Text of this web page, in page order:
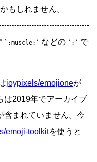
もしれません。
:muscle: などの :
で
joypixels/emojioneが
は2019年でアーカイブ
含まれていません。今
emoji-toolkitを使うと